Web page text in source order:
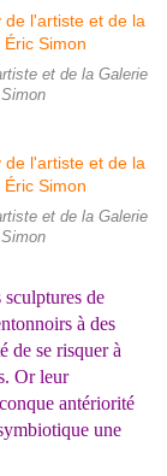
et de la Galerie
et de la Galerie
sculptures de
à des
de se risquer à
Or leur
antériorité
une